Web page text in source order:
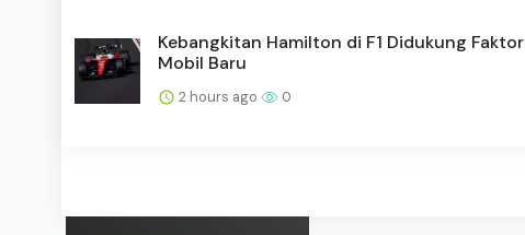
Kebangkitan Hamilton di F1 Didukung Faktor
Mobil Baru
2 hours ago 0